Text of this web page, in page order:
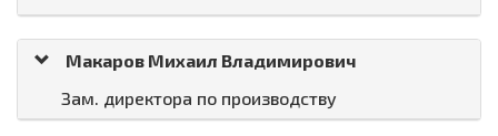
Макаров Михаил Владимирович
Зам. директора по производству